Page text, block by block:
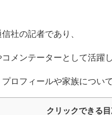
社の記者であり、
メンテーターとして活躍
ロフィールや家族につい
クリックできる目